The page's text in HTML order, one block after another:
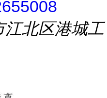
江北区港城工